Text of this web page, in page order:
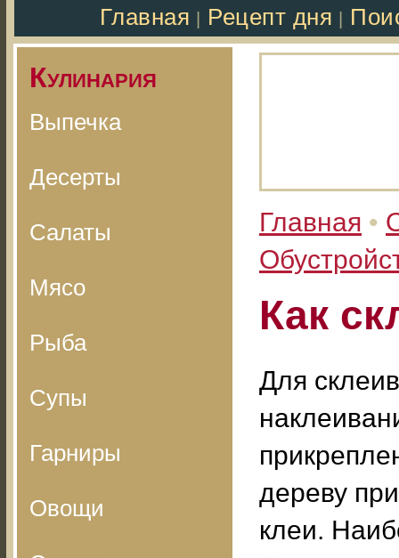
Главная Рецепт дня
Кулинария
Выпечка
Десерты
Салаты
Мясо
Рыба
Супы
Гарниры
Овощи
Главная •
Как
Для
дереву
клеи.